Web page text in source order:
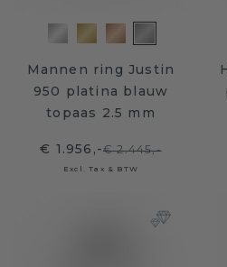
Mannen ring Justin
950 platina blauw
topaas 2.5 mm
€ 1.956,-€ 2.445,-
Excl. Tax & BTW